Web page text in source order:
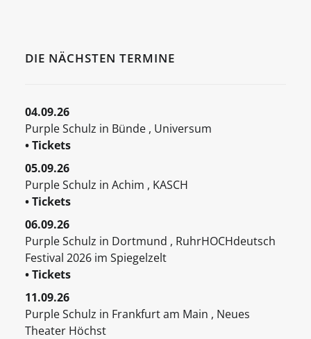
DIE NÄCHSTEN TERMINE
04.09.26
Purple Schulz in Bünde , Universum
• Tickets
05.09.26
Purple Schulz in Achim , KASCH
• Tickets
06.09.26
Purple Schulz in Dortmund , RuhrHOCHdeutsch
Festival 2026 im Spiegelzelt
• Tickets
11.09.26
Purple Schulz in Frankfurt am Main , Neues
Theater Höchst